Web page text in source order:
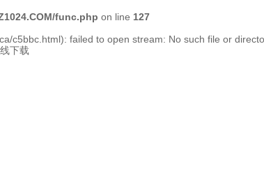
func.php on line 127
c5bbc.html): failed to open stream: No such file or
下载